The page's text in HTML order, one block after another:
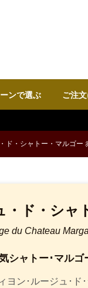
ンで選ぶ ご注
ド・シャトー・マルゴー
・ド・シャ
du Chateau
シャトー･マルゴ
ヨン･ルージュ･ド